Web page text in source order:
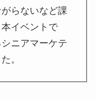
らないなど課
イベントで
ニアマーケテ
。